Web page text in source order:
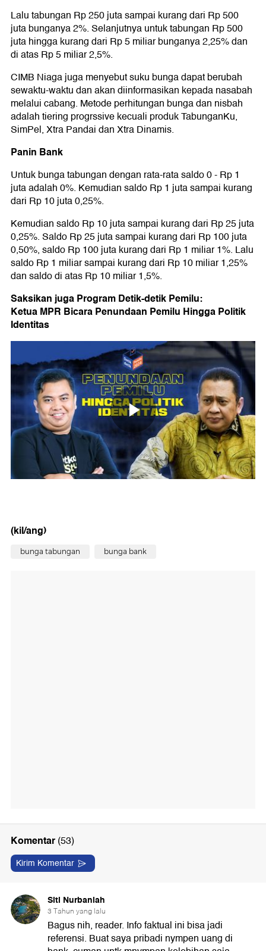
Lalu tabungan Rp 250 juta sampai kurang dari Rp 500
juta bunganya 2%. Selanjutnya untuk tabungan Rp 500
juta hingga kurang dari Rp 5 miliar bunganya 2,25% dan
di atas Rp 5 miliar 2,5%.
CIMB Niaga juga menyebut suku bunga dapat berubah
sewaktu-waktu dan akan diinformasikan kepada nasabah
melalui cabang. Metode perhitungan bunga dan nisbah
adalah tiering progrssive kecuali produk TabunganKu,
SimPel, Xtra Pandai dan Xtra Dinamis.
Panin Bank
Untuk bunga tabungan dengan rata-rata saldo 0 - Rp 1
juta adalah 0%. Kemudian saldo Rp 1 juta sampai kurang
dari Rp 10 juta 0,25%.
Kemudian saldo Rp 10 juta sampai kurang dari Rp 25 juta
0,25%. Saldo Rp 25 juta sampai kurang dari Rp 100 juta
0,50%, saldo Rp 100 juta kurang dari Rp 1 miliar 1%. Lalu
saldo Rp 1 miliar sampai kurang dari Rp 10 miliar 1,25%
dan saldo di atas Rp 10 miliar 1,5%.
Saksikan juga Program Detik-detik Pemilu:
Ketua MPR Bicara Penundaan Pemilu Hingga Politik
Identitas
(kil/ang)
bunga tabungan bunga bank